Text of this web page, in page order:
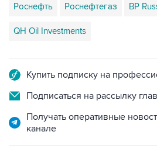
Роснефть Роснефтегаз BP
QH Oil Investments
Купить подписку на
Подписаться на рассылку
Получать оперативные
канале